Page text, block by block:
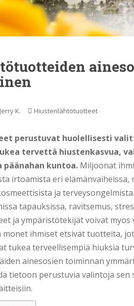
Jerry K. Hiustenlähtötuotteet
perustuvat huolellisesti
tervettä hiustenkasvua,
päänahan kuntoa. Miljoonat
irtoamista eri elämänvaiheissa,
ja
tapauksissa, ravitsemus,
ja ympäristötekijät voivat
monet ihmiset etsivät tuotteita,
tukea terveellisempiä hiuksia
ainesosien toiminnan
tietoon perustuvia valintoja sen